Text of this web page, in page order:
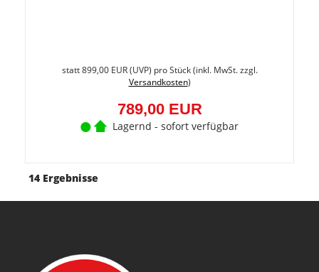
statt899,00 EUR(UVP) pro Stück (inkl. MwSt. zzgl.
Versandkosten)
789,00 EUR
Lagernd - sofort verfügbar
14 Ergebnisse